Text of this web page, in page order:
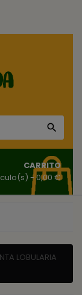

CARRITO
- 0,00 €
LOBULARIA